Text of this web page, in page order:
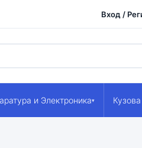
Вход /
и Электроника▾